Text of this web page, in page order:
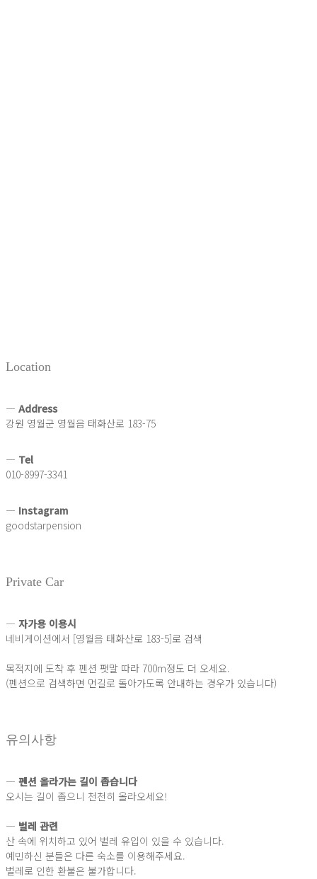
Location
― Address
강원 영월군 영월읍 태화산로 183-75
― Tel
010-8997-3341
― Instagram
goodstarpension
Private Car
― 자가용 이용시
네비게이션에서 [영월읍 태화산로 183-5]로 검색
목적지에 도착 후 펜션 팻말 따라 700m정도 더 오세요.
(펜션으로 검색하면 먼길로 돌아가도록 안내하는 경우가 있습니다)
유의사항
― 펜션 올라가는 길이 좁습니다
오시는 길이 좁으니 천천히 올라오세요!
― 벌레 관련
산 속에 위치하고 있어 벌레 유입이 있을 수 있습니다.
예민하신 분들은 다른 숙소를 이용해주세요.
벌레로 인한 환불은 불가합니다.